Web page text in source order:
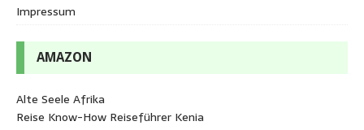
Impressum
AMAZON
Alte Seele Afrika
Reise Know-How Reiseführer Kenia